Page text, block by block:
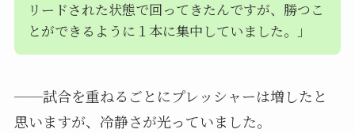
リードされた状態で回ってきたんですが、勝つこ
とができるように１本に集中していました。」
──試合を重ねるごとにプレッシャーは増したと
思いますが、冷静さが光っていました。